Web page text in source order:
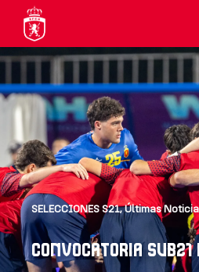
SELECCIONES S21,Últimas
CONVOCATORIA